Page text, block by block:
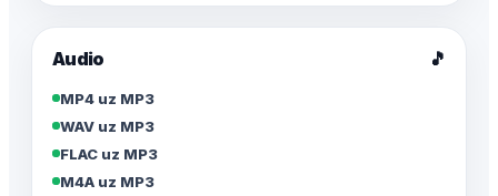
Audio 🎵
MP4 uz MP3
WAV uz MP3
FLAC uz MP3
M4A uz MP3